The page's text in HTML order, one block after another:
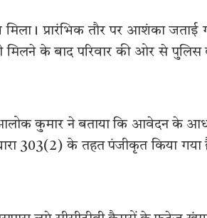
प्रारंभिक तौर पर आशंका जताई
मिलने के बाद परिवार की ओर से पुलिस
आलोक कुमार ने बताया कि आवेदन के
303(2) के तहत पंजीकृत किया गया